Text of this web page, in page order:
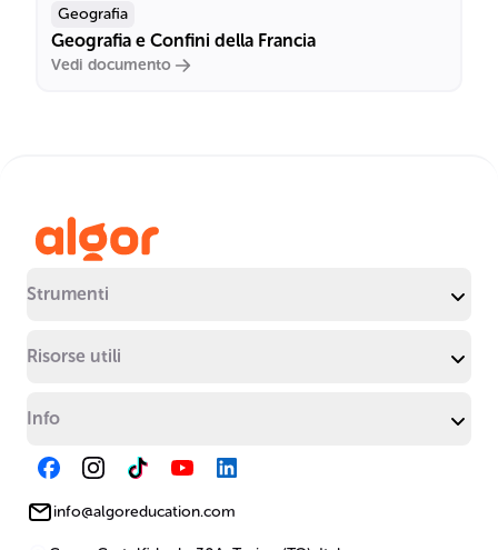
Geografia
Geografia e Confini della Francia
Vedi documento
Strumenti
Risorse utili
Info
info@algoreducation.com